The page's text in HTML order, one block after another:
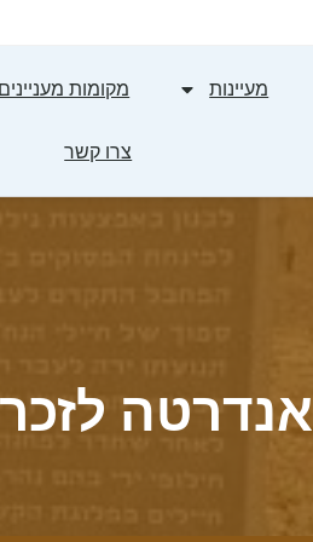
מעיינות מקומות מעניינים
צרו קשר
אנדרטה לזכר